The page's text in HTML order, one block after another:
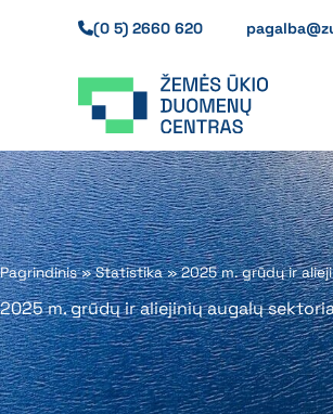
(0 5) 2660 620
Pagrindinis»Statistika»2025 m. grūdų ir
2025 m. grūdų ir aliejinių augalų